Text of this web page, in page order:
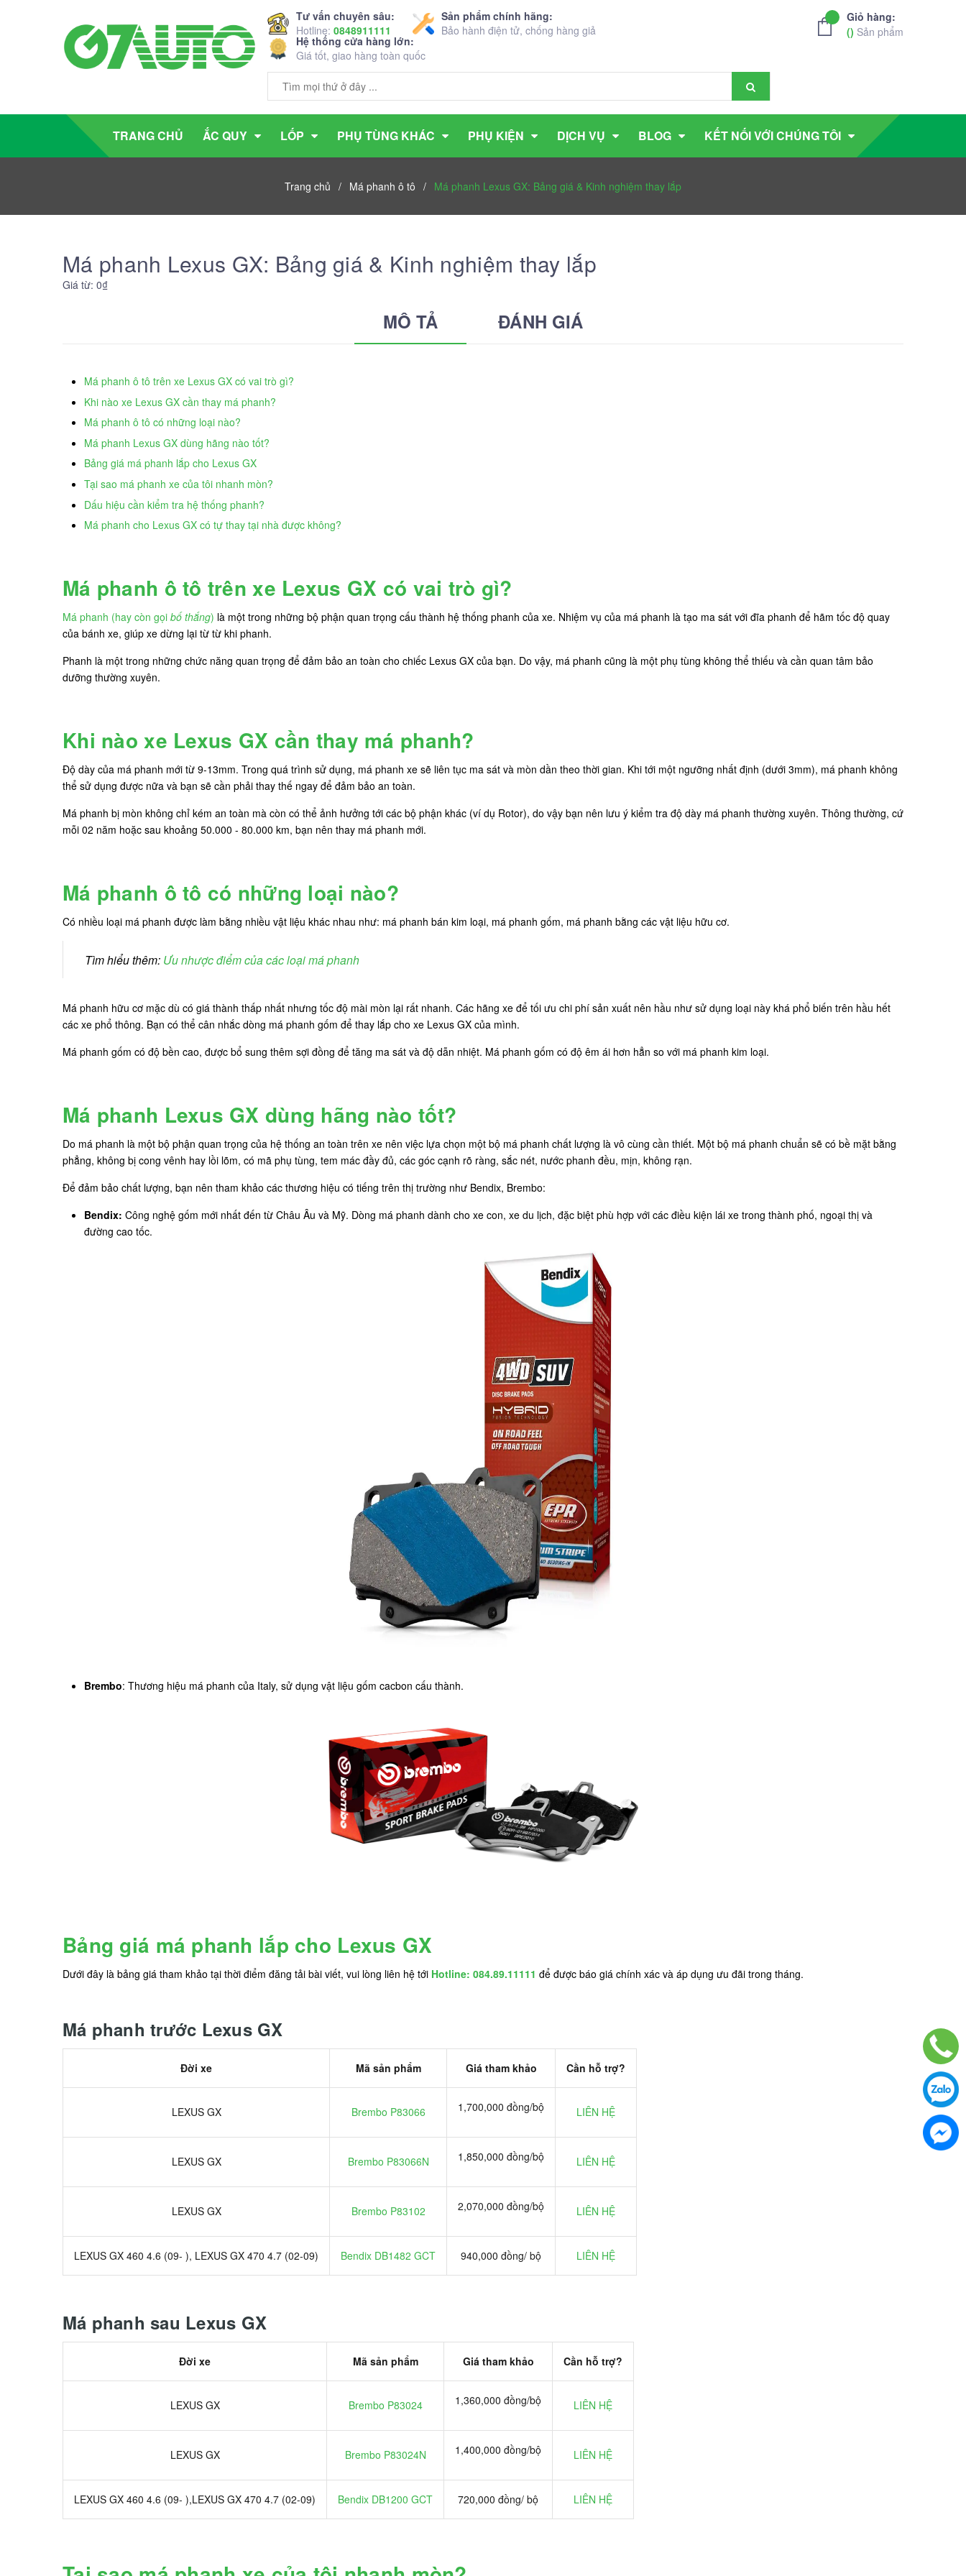
Tư vấn chuyên sâu:
Hotline: 0848911111
Sản phẩm chính hãng:
Bảo hành điện tử, chống hàng giả
Hệ thống cửa hàng lớn:
Giá tốt, giao hàng toàn quốc
Giỏ hàng:
() Sản phẩm
TRANG CHỦ ẮC QUY LỐP PHỤ TÙNG KHÁC PHỤ KIỆN DỊCH VỤ BLOG KẾT NỐI VỚI CHÚNG TÔI
Trang chủ / Má phanh ô tô / Má phanh Lexus GX: Bảng giá & Kinh nghiệm thay lắp
Má phanh Lexus GX: Bảng giá & Kinh nghiệm thay lắp
Giá từ: 0₫
MÔ TẢ ĐÁNH GIÁ
Má phanh ô tô trên xe Lexus GX có vai trò gì?
Khi nào xe Lexus GX cần thay má phanh?
Má phanh ô tô có những loại nào?
Má phanh Lexus GX dùng hãng nào tốt?
Bảng giá má phanh lắp cho Lexus GX
Tại sao má phanh xe của tôi nhanh mòn?
Dấu hiệu cần kiểm tra hệ thống phanh?
Má phanh cho Lexus GX có tự thay tại nhà được không?
Má phanh ô tô trên xe Lexus GX có vai trò gì?
Má phanh (hay còn gọi bố thắng) là một trong những bộ phận quan trọng cấu thành hệ thống phanh của xe. Nhiệm vụ của má phanh là tạo ma sát với đĩa phanh để hãm tốc độ quay
của bánh xe, giúp xe dừng lại từ từ khi phanh.
Phanh là một trong những chức năng quan trọng để đảm bảo an toàn cho chiếc Lexus GX của bạn. Do vậy, má phanh cũng là một phụ tùng không thể thiếu và cần quan tâm bảo
dưỡng thường xuyên.
Khi nào xe Lexus GX cần thay má phanh?
Độ dày của má phanh mới từ 9-13mm. Trong quá trình sử dụng, má phanh xe sẽ liên tục ma sát và mòn dần theo thời gian. Khi tới một ngưỡng nhất định (dưới 3mm), má phanh không
thể sử dụng được nữa và bạn sẽ cần phải thay thế ngay để đảm bảo an toàn.
Má phanh bị mòn không chỉ kém an toàn mà còn có thể ảnh hưởng tới các bộ phận khác (ví dụ Rotor), do vậy bạn nên lưu ý kiểm tra độ dày má phanh thường xuyên. Thông thường, cứ
mỗi 02 năm hoặc sau khoảng 50.000 - 80.000 km, bạn nên thay má phanh mới.
Má phanh ô tô có những loại nào?
Có nhiều loại má phanh được làm bằng nhiều vật liệu khác nhau như: má phanh bán kim loại, má phanh gốm, má phanh bằng các vật liệu hữu cơ.
Tìm hiểu thêm: Ưu nhược điểm của các loại má phanh
Má phanh hữu cơ mặc dù có giá thành thấp nhất nhưng tốc độ mài mòn lại rất nhanh. Các hãng xe để tối ưu chi phí sản xuất nên hầu như sử dụng loại này khá phổ biến trên hầu hết
các xe phổ thông. Bạn có thể cân nhắc dòng má phanh gốm để thay lắp cho xe Lexus GX của mình.
Má phanh gốm có độ bền cao, được bổ sung thêm sợi đồng để tăng ma sát và độ dẫn nhiệt. Má phanh gốm có độ êm ái hơn hẳn so với má phanh kim loại.
Má phanh Lexus GX dùng hãng nào tốt?
Do má phanh là một bộ phận quan trọng của hệ thống an toàn trên xe nên việc lựa chọn một bộ má phanh chất lượng là vô cùng cần thiết. Một bộ má phanh chuẩn sẽ có bề mặt bằng
phẳng, không bị cong vênh hay lồi lõm, có mã phụ tùng, tem mác đầy đủ, các góc cạnh rõ ràng, sắc nét, nước phanh đều, mịn, không rạn.
Để đảm bảo chất lượng, bạn nên tham khảo các thương hiệu có tiếng trên thị trường như Bendix, Brembo:
Bendix: Công nghệ gốm mới nhất đến từ Châu Âu và Mỹ. Dòng má phanh dành cho xe con, xe du lịch, đặc biệt phù hợp với các điều kiện lái xe trong thành phố, ngoại thị và
đường cao tốc.
Brembo: Thương hiệu má phanh của Italy, sử dụng vật liệu gốm cacbon cấu thành.
Bảng giá má phanh lắp cho Lexus GX
Dưới đây là bảng giá tham khảo tại thời điểm đăng tải bài viết, vui lòng liên hệ tới Hotline: 084.89.11111 để được báo giá chính xác và áp dụng ưu đãi trong tháng.
Má phanh trước Lexus GX
Đời xe Mã sản phẩm Giá tham khảo Cần hỗ trợ?
LEXUS GX Brembo P83066 1,700,000 đồng/bộ LIÊN HỆ
LEXUS GX Brembo P83066N 1,850,000 đồng/bộ LIÊN HỆ
LEXUS GX Brembo P83102 2,070,000 đồng/bộ LIÊN HỆ
LEXUS GX 460 4.6 (09- ), LEXUS GX 470 4.7 (02-09) Bendix DB1482 GCT 940,000 đồng/ bộ LIÊN HỆ
Má phanh sau Lexus GX
Đời xe Mã sản phẩm Giá tham khảo Cần hỗ trợ?
LEXUS GX Brembo P83024 1,360,000 đồng/bộ LIÊN HỆ
LEXUS GX Brembo P83024N 1,400,000 đồng/bộ LIÊN HỆ
LEXUS GX 460 4.6 (09- ),LEXUS GX 470 4.7 (02-09) Bendix DB1200 GCT 720,000 đồng/ bộ LIÊN HỆ